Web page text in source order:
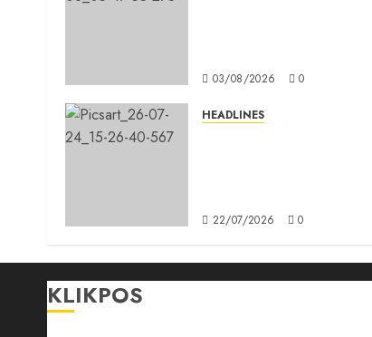
03/08/2026 0
HEADLINES
22/07/2026 0
KLIKPOS